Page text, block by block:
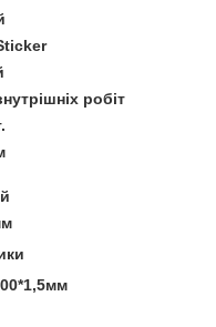
робіт